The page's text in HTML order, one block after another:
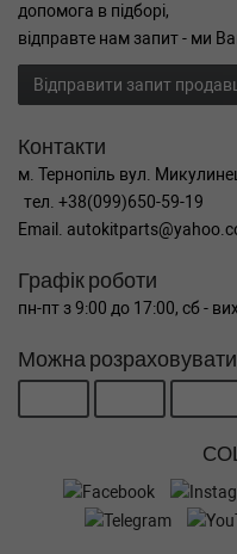
допомога в підборі,
відправте нам запит - ми
Відправити запит
Контакти
м. Тернопіль вул.
тел. +38(099)650-59-19
Email.
Графік роботи
пн-пт з 9:00 до 17:00, сб -
Можна